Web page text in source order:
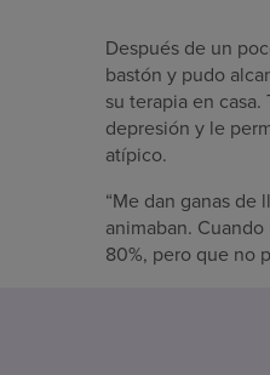
Después de un
bastón y pudo
su terapia en
depresión y le
atípico.
“Me dan ganas de
animaban.
80%, pero que no